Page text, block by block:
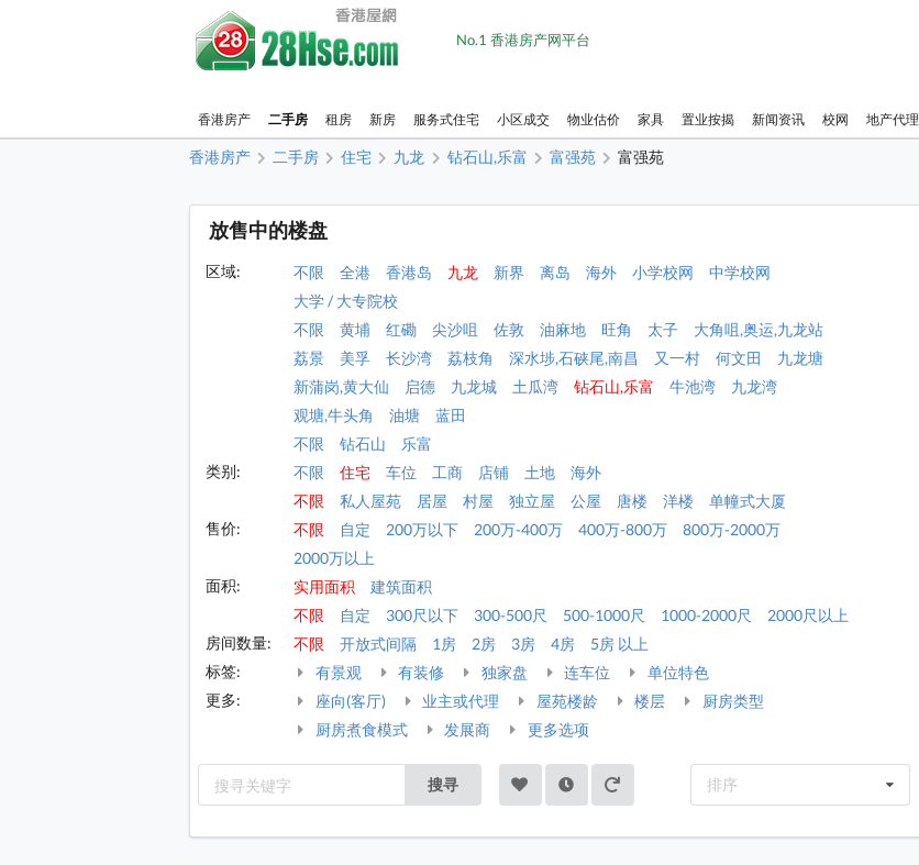
No.1 香港房产网平台
香港房产 二手房 租房 新房 服务式住宅 小区成交 物业估价 家具 置业按揭 新闻资讯 校网 地产代理
香港房产 二手房 住宅 九龙 钻石山,乐富 富强苑 富强苑
放售中的楼盘
区域: 不限 全港 香港岛 九龙 新界 离岛 海外 小学校网
中学校网
大学 / 大专院校
不限
黄埔 红磡 尖沙咀 佐敦 油麻地 旺角 太子
大角咀,奥运,九龙站
荔景
美孚 长沙湾 荔枝角 深水埗,石硖尾,南昌 又一村 何文田
九龙塘
新蒲岗,黄大仙
启德 九龙城 土瓜湾 钻石山,乐富 牛池湾
九龙湾
观塘,牛头角
油塘
蓝田
不限
钻石山
乐富
类别:
不限 住宅 车位 工商 店铺 土地
海外
不限
私人屋苑 居屋 村屋 独立屋 公屋 唐楼 洋楼
单幢式大厦
售价:
不限 自定 200万以下 200万-400万 400万-800万
800万-2000万
2000万以上
面积:
实用面积
建筑面积
不限
自定 300尺以下 300-500尺 500-1000尺 1000-2000尺
2000尺以上
房间数量:
不限 开放式间隔 1房 2房 3房 4房
5房 以上
标签:
有景观 有装修 独家盘 连车位
单位特色
更多:
座向(客厅) 业主或代理 屋苑楼龄 楼层
厨房类型
厨房煮食模式
发展商 更多选项
搜寻 排序